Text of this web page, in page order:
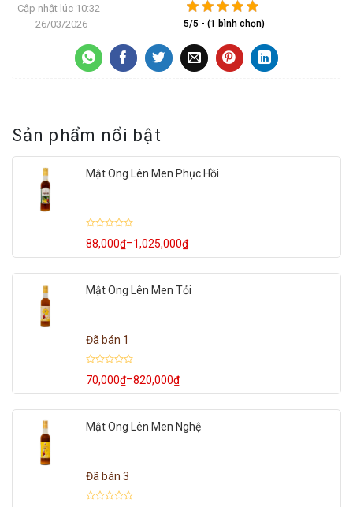
Cập nhật lúc 10:32 -
26/03/2026
5/5 - (1 bình chọn)
Sản phẩm nổi bật
Mật Ong Lên Men Phục Hồi
xếp
hạng
5
sao
88,000₫–1,025,000₫
Khoảng
giá:
đến
Mật Ong Lên Men Tỏi
Đã bán 1
xếp
hạng
5
sao
70,000₫–820,000₫
Khoảng
giá:
đến
Mật Ong Lên Men Nghệ
Đã bán 3